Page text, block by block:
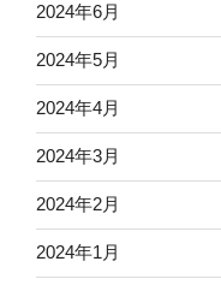
2024年6月
2024年5月
2024年4月
2024年3月
2024年2月
2024年1月